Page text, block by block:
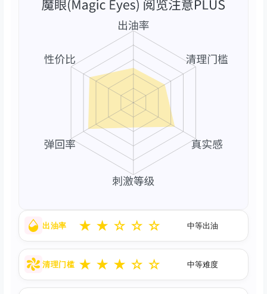
出油率 ★ ★ ☆ ☆ ☆ 中等出油
清理门槛 ★ ★ ★ ☆ ☆ 中等难度